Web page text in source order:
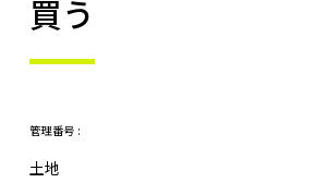
買う
管理番号 :
土地